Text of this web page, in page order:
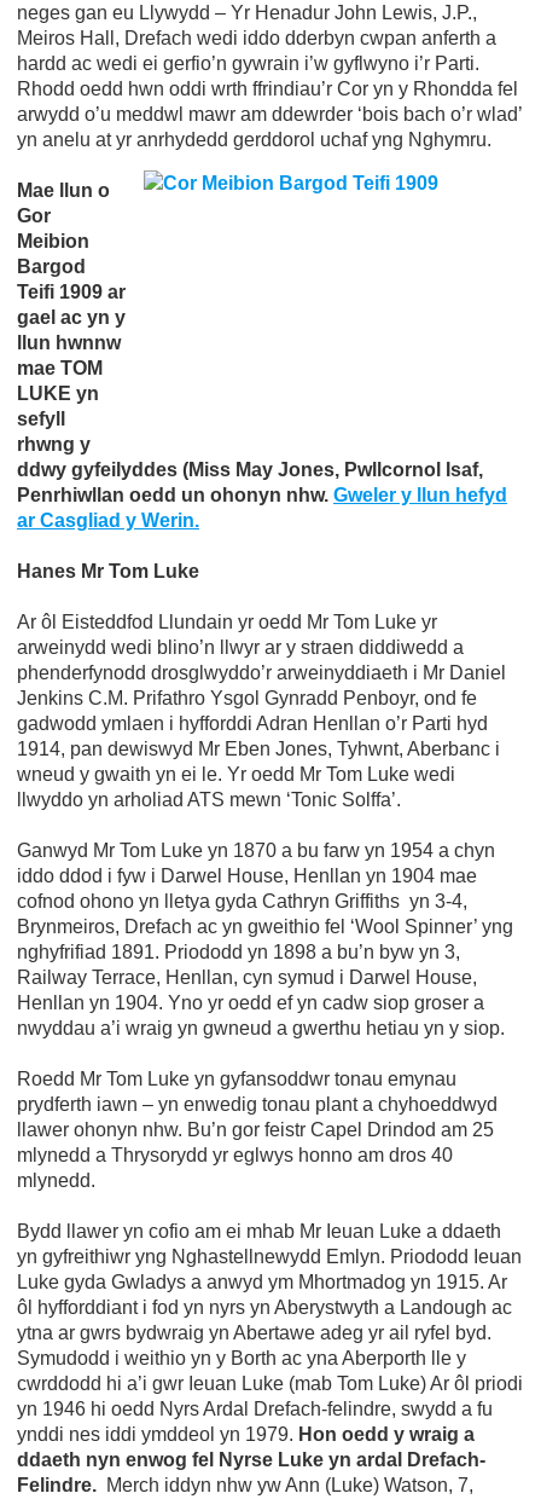
neges gan eu Llywydd – Yr Henadur John Lewis, J.P.,
Meiros Hall, Drefach wedi iddo dderbyn cwpan anferth a
hardd ac wedi ei gerfio’n gywrain i’w gyflwyno i’r Parti.
Rhodd oedd hwn oddi wrth ffrindiau’r Cor yn y Rhondda fel
arwydd o’u meddwl mawr am ddewrder ‘bois bach o’r wlad’
yn anelu at yr anrhydedd gerddorol uchaf yng Nghymru.
Mae llun o
Gor
Meibion
Bargod
Teifi 1909 ar
gael ac yn y
llun hwnnw
mae TOM
LUKE yn
sefyll
rhwng y
ddwy gyfeilyddes (Miss May Jones, Pwllcornol Isaf,
Penrhiwllan oedd un ohonyn nhw. Gweler y llun hefyd
ar Casgliad y Werin.
Hanes Mr Tom Luke
Ar ôl Eisteddfod Llundain yr oedd Mr Tom Luke yr
arweinydd wedi blino’n llwyr ar y straen diddiwedd a
phenderfynodd drosglwyddo’r arweinyddiaeth i Mr Daniel
Jenkins C.M. Prifathro Ysgol Gynradd Penboyr, ond fe
gadwodd ymlaen i hyfforddi Adran Henllan o’r Parti hyd
1914, pan dewiswyd Mr Eben Jones, Tyhwnt, Aberbanc i
wneud y gwaith yn ei le. Yr oedd Mr Tom Luke wedi
llwyddo yn arholiad ATS mewn ‘Tonic Solffa’.
Ganwyd Mr Tom Luke yn 1870 a bu farw yn 1954 a chyn
iddo ddod i fyw i Darwel House, Henllan yn 1904 mae
cofnod ohono yn lletya gyda Cathryn Griffiths yn 3-4,
Brynmeiros, Drefach ac yn gweithio fel ‘Wool Spinner’ yng
nghyfrifiad 1891. Priododd yn 1898 a bu’n byw yn 3,
Railway Terrace, Henllan, cyn symud i Darwel House,
Henllan yn 1904. Yno yr oedd ef yn cadw siop groser a
nwyddau a’i wraig yn gwneud a gwerthu hetiau yn y siop.
Roedd Mr Tom Luke yn gyfansoddwr tonau emynau
prydferth iawn – yn enwedig tonau plant a chyhoeddwyd
llawer ohonyn nhw. Bu’n gor feistr Capel Drindod am 25
mlynedd a Thrysorydd yr eglwys honno am dros 40
mlynedd.
Bydd llawer yn cofio am ei mhab Mr Ieuan Luke a ddaeth
yn gyfreithiwr yng Nghastellnewydd Emlyn. Priododd Ieuan
Luke gyda Gwladys a anwyd ym Mhortmadog yn 1915. Ar
ôl hyfforddiant i fod yn nyrs yn Aberystwyth a Landough ac
ytna ar gwrs bydwraig yn Abertawe adeg yr ail ryfel byd.
Symudodd i weithio yn y Borth ac yna Aberporth lle y
cwrddodd hi a’i gwr Ieuan Luke (mab Tom Luke) Ar ôl priodi
yn 1946 hi oedd Nyrs Ardal Drefach-felindre, swydd a fu
ynddi nes iddi ymddeol yn 1979. Hon oedd y wraig a
ddaeth nyn enwog fel Nyrse Luke yn ardal Drefach-
Felindre. Merch iddyn nhw yw Ann (Luke) Watson, 7,